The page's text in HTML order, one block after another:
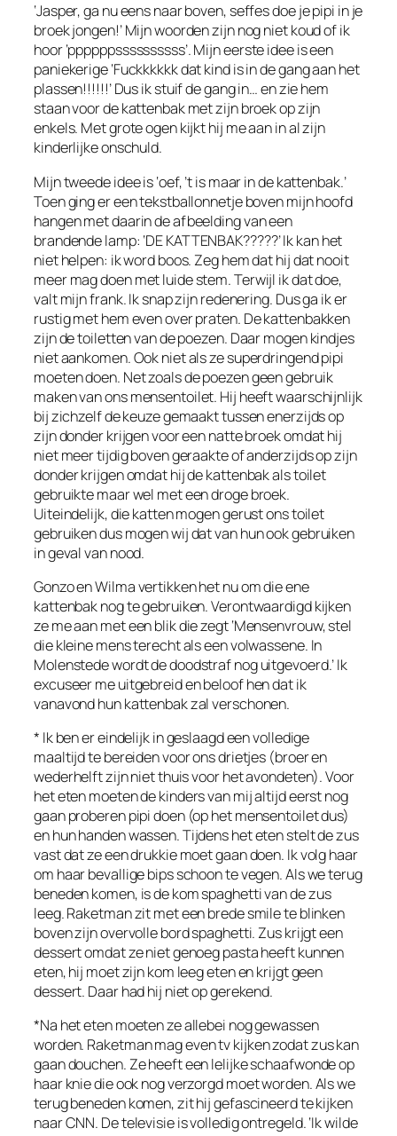
‘Jasper, ga nu eens naar boven, seffes doe je pipi in je
broek jongen!’ Mijn woorden zijn nog niet koud of ik
hoor ‘ppppppssssssssss’. Mijn eerste idee is een
paniekerige ‘Fuckkkkkk dat kind is in de gang aan het
plassen!!!!!!’ Dus ik stuif de gang in… en zie hem
staan voor de kattenbak met zijn broek op zijn
enkels. Met grote ogen kijkt hij me aan in al zijn
kinderlijke onschuld.
Mijn tweede idee is ‘oef, ’t is maar in de kattenbak.’
Toen ging er een tekstballonnetje boven mijn hoofd
hangen met daarin de afbeelding van een
brandende lamp: ‘DE KATTENBAK?????’ Ik kan het
niet helpen: ik word boos. Zeg hem dat hij dat nooit
meer mag doen met luide stem. Terwijl ik dat doe,
valt mijn frank. Ik snap zijn redenering. Dus ga ik er
rustig met hem even over praten. De kattenbakken
zijn de toiletten van de poezen. Daar mogen kindjes
niet aankomen. Ook niet als ze superdringend pipi
moeten doen. Net zoals de poezen geen gebruik
maken van ons mensentoilet. Hij heeft waarschijnlijk
bij zichzelf de keuze gemaakt tussen enerzijds op
zijn donder krijgen voor een natte broek omdat hij
niet meer tijdig boven geraakte of anderzijds op zijn
donder krijgen omdat hij de kattenbak als toilet
gebruikte maar wel met een droge broek.
Uiteindelijk, die katten mogen gerust ons toilet
gebruiken dus mogen wij dat van hun ook gebruiken
in geval van nood.
Gonzo en Wilma vertikken het nu om die ene
kattenbak nog te gebruiken. Verontwaardigd kijken
ze me aan met een blik die zegt ‘Mensenvrouw, stel
die kleine mens terecht als een volwassene. In
Molenstede wordt de doodstraf nog uitgevoerd.’ Ik
excuseer me uitgebreid en beloof hen dat ik
vanavond hun kattenbak zal verschonen.
* Ik ben er eindelijk in geslaagd een volledige
maaltijd te bereiden voor ons drietjes (broer en
wederhelft zijn niet thuis voor het avondeten). Voor
het eten moeten de kinders van mij altijd eerst nog
gaan proberen pipi doen (op het mensentoilet dus)
en hun handen wassen. Tijdens het eten stelt de zus
vast dat ze een drukkie moet gaan doen. Ik volg haar
om haar bevallige bips schoon te vegen. Als we terug
beneden komen, is de kom spaghetti van de zus
leeg. Raketman zit met een brede smile te blinken
boven zijn overvolle bord spaghetti. Zus krijgt een
dessert omdat ze niet genoeg pasta heeft kunnen
eten, hij moet zijn kom leeg eten en krijgt geen
dessert. Daar had hij niet op gerekend.
*Na het eten moeten ze allebei nog gewassen
worden. Raketman mag even tv kijken zodat zus kan
gaan douchen. Ze heeft een lelijke schaafwonde op
haar knie die ook nog verzorgd moet worden. Als we
terug beneden komen, zit hij gefascineerd te kijken
naar CNN. De televisie is volledig ontregeld. ‘Ik wilde